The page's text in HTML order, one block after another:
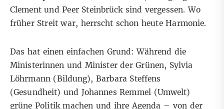
Clement und Peer Steinbrück sind vergessen. Wo
früher Streit war, herrscht schon heute Harmonie.
Das hat einen einfachen Grund: Während die
Ministerinnen und Minister der Grünen, Sylvia
Löhrmann (Bildung), Barbara Steffens
(Gesundheit) und Johannes Remmel (Umwelt)
grüne Politik machen und ihre Agenda – von der